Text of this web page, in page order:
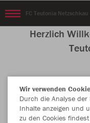
FC Teutonia Netzschkau
Herzlich
Nachhaltig
Wir verwenden
Durch die Analyse
Inhalte anzeigen und
zu den Cookies